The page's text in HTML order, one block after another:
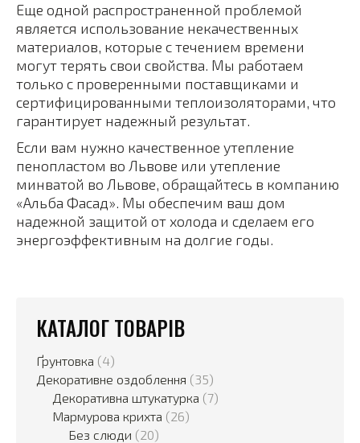
Еще одной распространенной проблемой
является использование некачественных
материалов, которые с течением времени
могут терять свои свойства. Мы работаем
только с проверенными поставщиками и
сертифицированными теплоизоляторами, что
гарантирует надежный результат.
Если вам нужно качественное утепление
пенопластом во Львове или утепление
минватой во Львове, обращайтесь в компанию
«Альба Фасад». Мы обеспечим ваш дом
надежной защитой от холода и сделаем его
энергоэффективным на долгие годы.
КАТАЛОГ ТОВАРІВ
Ґрунтовка (4)
Декоративне оздоблення (35)
Декоративна штукатурка (7)
Мармурова крихта (26)
Без слюди (20)